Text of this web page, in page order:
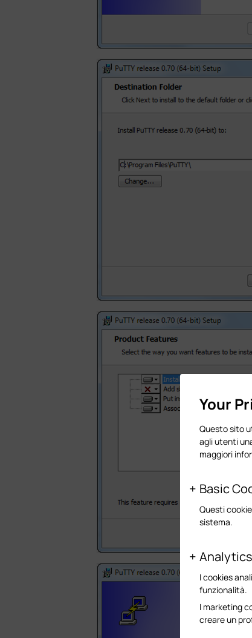
Your
Questo sito
agli utenti
maggiori
Basic
Questi
sistema.
I cookies
funzionalità.
I marketing
creare un